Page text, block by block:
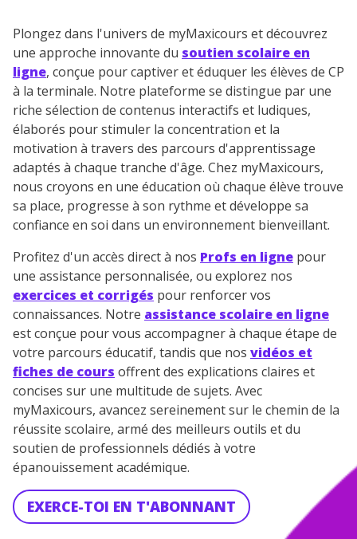
Plongez dans l'univers de myMaxicours et découvrez
une approche innovante du soutien scolaire en
ligne, conçue pour captiver et éduquer les élèves de CP
à la terminale. Notre plateforme se distingue par une
riche sélection de contenus interactifs et ludiques,
élaborés pour stimuler la concentration et la
motivation à travers des parcours d'apprentissage
adaptés à chaque tranche d'âge. Chez myMaxicours,
nous croyons en une éducation où chaque élève trouve
sa place, progresse à son rythme et développe sa
confiance en soi dans un environnement bienveillant.
Profitez d'un accès direct à nos Profs en ligne pour
une assistance personnalisée, ou explorez nos
exercices et corrigés pour renforcer vos
connaissances. Notre assistance scolaire en ligne
est conçue pour vous accompagner à chaque étape de
votre parcours éducatif, tandis que nos vidéos et
fiches de cours offrent des explications claires et
concises sur une multitude de sujets. Avec
myMaxicours, avancez sereinement sur le chemin de la
réussite scolaire, armé des meilleurs outils et du
soutien de professionnels dédiés à votre
épanouissement académique.
EXERCE-TOI EN T'ABONNANT